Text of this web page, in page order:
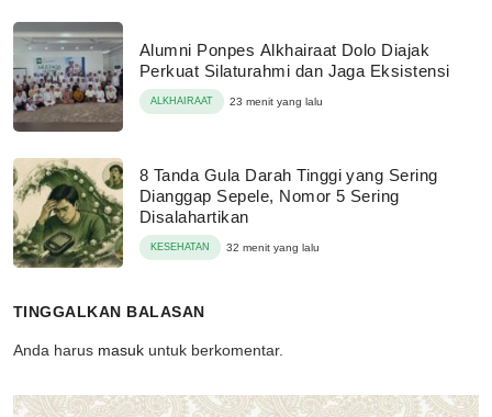
Alumni Ponpes Alkhairaat Dolo Diajak
Perkuat Silaturahmi dan Jaga Eksistensi
ALKHAIRAAT 23 menit yang lalu
8 Tanda Gula Darah Tinggi yang Sering
Dianggap Sepele, Nomor 5 Sering
Disalahartikan
KESEHATAN 32 menit yang lalu
TINGGALKAN BALASAN
Anda harus masuk untuk berkomentar.